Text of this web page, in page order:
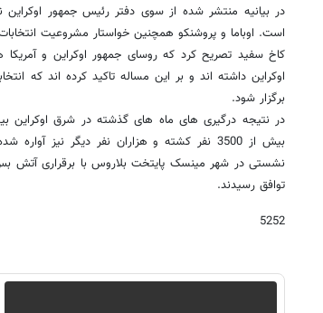
در بیانیه منتشر شده از سوی دفتر رئیس جمهور
است. اوباما و پروشنکو همچنین خواستار مشروعیت
کاخ سفید تصریح کرد که روسای جمهور اوکراین و
اوکراین داشته اند و بر این مساله تاکید کرده اند که
برگزار شود.
در نتیجه درگیری های ماه های گذشته در شرق اوکراین
نشستی در شهر مینسک پایتخت بلاروس با برقراری آتش
توافق رسیدند.
5252